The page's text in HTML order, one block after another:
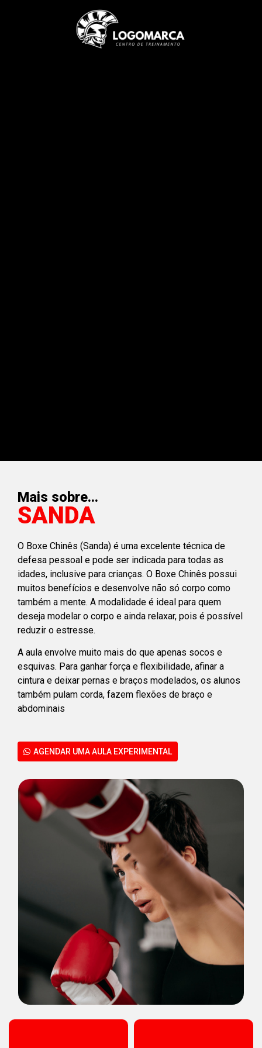
Mais sobre...
SANDA
O Boxe Chinês (Sanda) é uma excelente técnica de
defesa pessoal e pode ser indicada para todas as
idades, inclusive para crianças. O Boxe Chinês possui
muitos benefícios e desenvolve não só corpo como
também a mente. A modalidade é ideal para quem
deseja modelar o corpo e ainda relaxar, pois é possível
reduzir o estresse.
A aula envolve muito mais do que apenas socos e
esquivas. Para ganhar força e flexibilidade, afinar a
cintura e deixar pernas e braços modelados, os alunos
também pulam corda, fazem flexões de braço e
abdominais
AGENDAR UMA AULA EXPERIMENTAL